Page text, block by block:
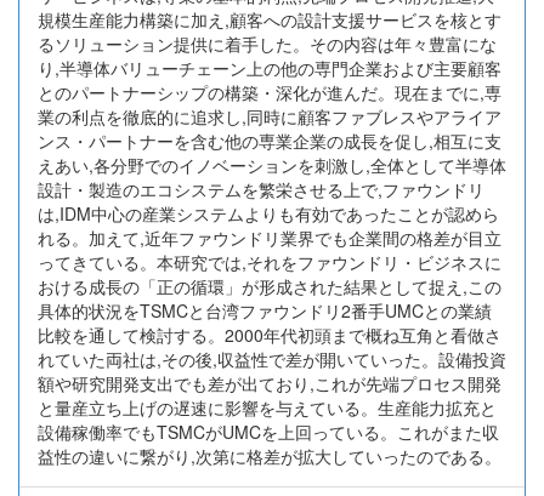
規模生産能力構築に加え,顧客への設計支援サービスを核とす
るソリューション提供に着手した。その内容は年々豊富にな
り,半導体バリューチェーン上の他の専門企業および主要顧客
とのパートナーシップの構築・深化が進んだ。現在までに,専
業の利点を徹底的に追求し,同時に顧客ファブレスやアライア
ンス・パートナーを含む他の専業企業の成長を促し,相互に支
えあい,各分野でのイノベーションを刺激し,全体として半導体
設計・製造のエコシステムを繁栄させる上で,ファウンドリ
は,IDM中心の産業システムよりも有効であったことが認めら
れる。加えて,近年ファウンドリ業界でも企業間の格差が目立
ってきている。本研究では,それをファウンドリ・ビジネスに
おける成長の「正の循環」が形成された結果として捉え,この
具体的状況をTSMCと台湾ファウンドリ2番手UMCとの業績
比較を通して検討する。2000年代初頭まで概ね互角と看做さ
れていた両社は,その後,収益性で差が開いていった。設備投資
額や研究開発支出でも差が出ており,これが先端プロセス開発
と量産立ち上げの遅速に影響を与えている。生産能力拡充と
設備稼働率でもTSMCがUMCを上回っている。これがまた収
益性の違いに繋がり,次第に格差が拡大していったのである。